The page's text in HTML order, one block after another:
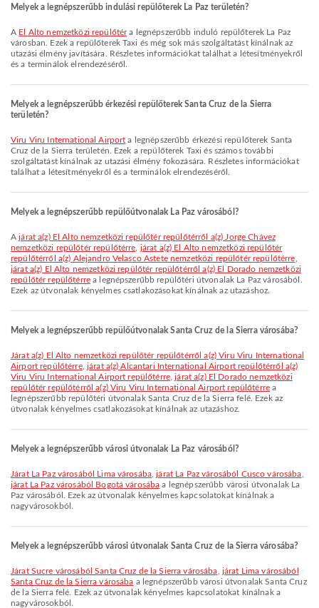
Melyek a legnépszerűbb indulási repülőterek La Paz területén?
El Alto nemzetközi repülőtéra legnépszerűbb induló repülőterek La Paz
városban. Ezek a repülőterek Taxi és még sok más szolgáltatást kínálnak az
utazási élmény javítására. Részletes információkat találhat a létesítményekről
és a terminálok elrendezéséről.
Melyek a legnépszerűbb érkezési repülőterek Santa Cruz de la Sierra
területén?
Viru Viru International Airport a legnépszerűbb érkezési repülőterek Santa
Cruz de la Sierra területén. Ezek a repülőterek Taxi és számos további
szolgáltatást kínálnak az utazási élmény fokozására. Részletes információkat
találhat a létesítményekről és a terminálok elrendezéséről.
Melyek a legnépszerűbb repülőútvonalak La Paz városából?
Ajárat a(z) El Alto nemzetközi repülőtér repülőtérről a(z) Jorge Chávez
nemzetközi repülőtér repülőtérre járat a(z) El Alto nemzetközi repülőtér
repülőtérről a(z) Alejandro Velasco Astete nemzetközi repülőtér repülőtérre
járat a(z) El Alto nemzetközi repülőtér repülőtérről a(z) El Dorado nemzetközi
repülőtér repülőtérrea legnépszerűbb repülőtéri útvonalak La Paz városából.
Ezek az útvonalak kényelmes csatlakozásokat kínálnak az utazáshoz.
Melyek a legnépszerűbb repülőútvonalak Santa Cruz de la Sierra városába?
járat a(z) El Alto nemzetközi repülőtér repülőtérről a(z) Viru Viru International
Airport repülőtérre, járat a(z) Alcantari International Airport repülőtérről a(z)
Viru Viru International Airport repülőtérre ,járat a(z) El Dorado nemzetközi
repülőtér repülőtérről a(z) Viru Viru International Airport repülőtérrea
legnépszerűbb repülőtéri útvonalak Santa Cruz de la Sierra felé. Ezek az
útvonalak kényelmes csatlakozásokat kínálnak az utazáshoz.
Melyek a legnépszerűbb városi útvonalak La Paz városából?
járat La Paz városából Lima városába ,járat La Paz városából Cusco városába
járat La Paz városából Bogotá városába a legnépszerűbb városi útvonalak La
Paz városából. Ezek az útvonalak kényelmes kapcsolatokat kínálnak a
nagyvárosokból.
Melyek a legnépszerűbb városi útvonalak Santa Cruz de la Sierra városába?
járat Sucre városából Santa Cruz de la Sierra városába járat Lima városából
Santa Cruz de la Sierra városába a legnépszerűbb városi útvonalak Santa Cruz
de la Sierra felé. Ezek az útvonalak kényelmes kapcsolatokat kínálnak a
nagyvárosokból.